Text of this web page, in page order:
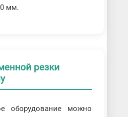
мм.
резки
оборудование можно